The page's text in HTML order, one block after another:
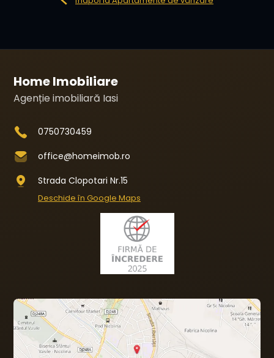
Home Imobiliare
Agenție imobiliară Iasi
0750730459
office@homeimob.ro
Strada Clopotari Nr.15
Deschide în Google Maps